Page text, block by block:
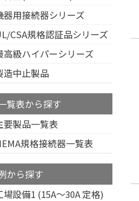
器用接続器シリーズ
CSA規格認証品シリーズ
高級ハイパーシリーズ
造中止製品
覧表から探す
要製品一覧表
規格接続器一覧表
から探す
場設備1 (15A〜30A 定格)